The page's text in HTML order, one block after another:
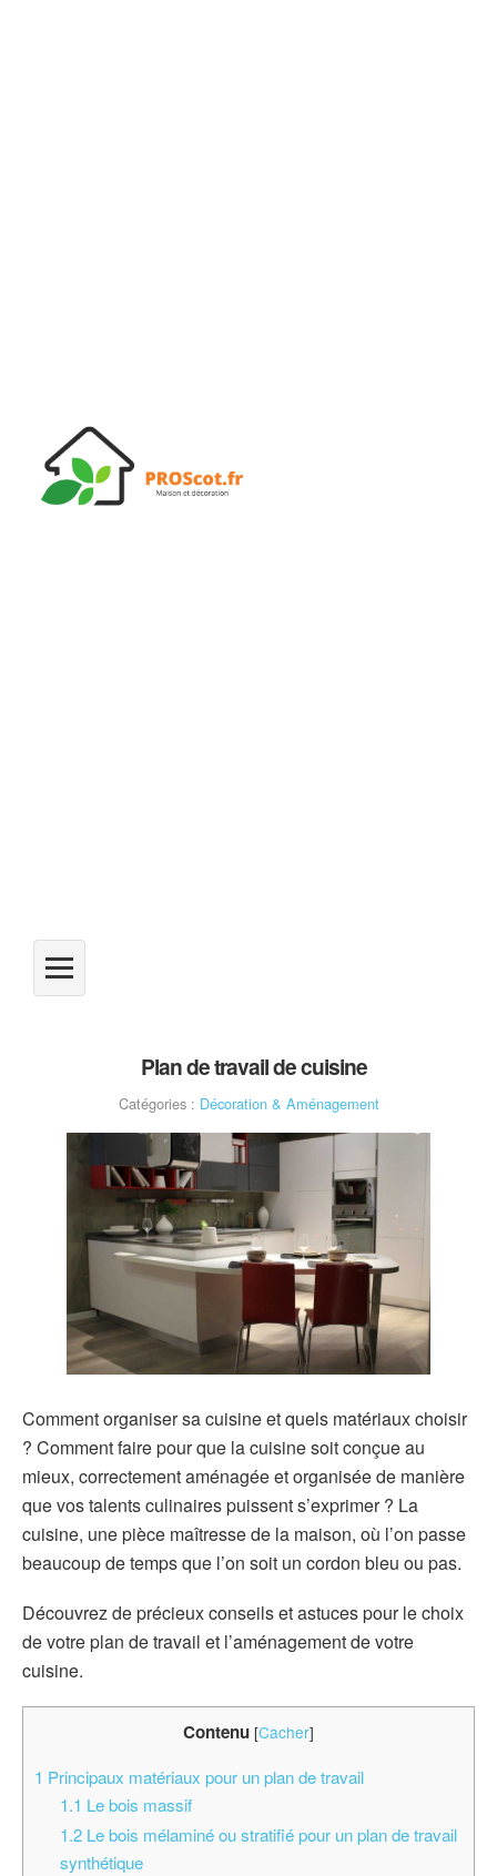
Plan de travail de cuisine
Catégories : Décoration & Aménagement
Comment organiser sa cuisine et quels matériaux choisir
? Comment faire pour que la cuisine soit conçue au
mieux, correctement aménagée et organisée de manière
que vos talents culinaires puissent s’exprimer ? La
cuisine, une pièce maîtresse de la maison, où l’on passe
beaucoup de temps que l’on soit un cordon bleu ou pas.
Découvrez de précieux conseils et astuces pour le choix
de votre plan de travail et l’aménagement de votre
cuisine.
Contenu [Cacher]
1 Principaux matériaux pour un plan de travail
1.1 Le bois massif
1.2Le bois mélaminé ou stratifié pour un plan de travail
synthétique